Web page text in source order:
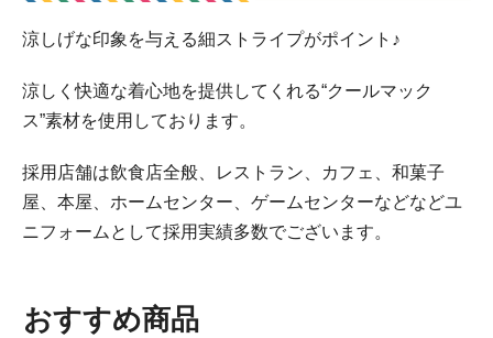
涼しげな印象を与える細ストライプがポイント♪
涼しく快適な着心地を提供してくれる“クールマック
ス”素材を使用しております。
採用店舗は飲食店全般、レストラン、カフェ、和菓子
屋、本屋、ホームセンター、ゲームセンターなどなどユ
ニフォームとして採用実績多数でございます。
おすすめ商品